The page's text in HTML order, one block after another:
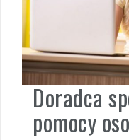
Doradca
pomocy